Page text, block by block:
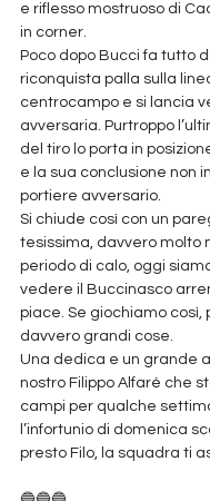
e riflesso mostruoso di
in corner.
Poco dopo Bucci fa tutto
riconquista palla sulla
centrocampo e si lancia
avversaria. Purtroppo
del tiro lo porta in
e la sua conclusione non
portiere avversario.
Si chiude così con un
tesissima, davvero molto
periodo di calo, oggi
vedere il Buccinasco
piace. Se giochiamo così,
davvero grandi cose.
Una dedica e un grande
nostro Filippo Alfaré che
campi per qualche
l’infortunio di domenica
presto Filo, la squadra ti